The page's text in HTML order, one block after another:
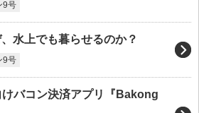
9号
水上でも暮らせるのか？
9号
けバコン決済アプリ『Bakong